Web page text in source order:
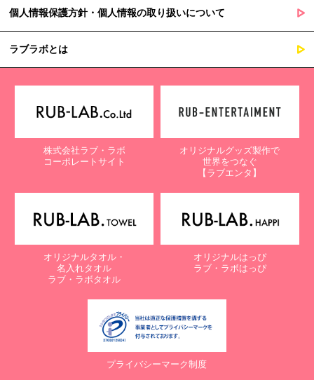
個人情報保護方針・個人情報の取り扱いについて
ラブラボとは
株式会社ラブ・ラボ
コーポレートサイト
オリジナルグッズ製作で
世界をつなぐ
【ラブエンタ】
オリジナルタオル・
名入れタオル
ラブ・ラボタオル
オリジナルはっぴ
ラブ・ラボはっぴ
プライバシーマーク制度